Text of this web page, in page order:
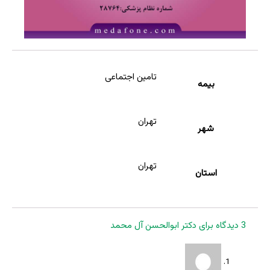
بیمه
تامین اجتماعی
شهر
تهران
استان
تهران
3 دیدگاه برای دکتر ابوالحسن آل محمد